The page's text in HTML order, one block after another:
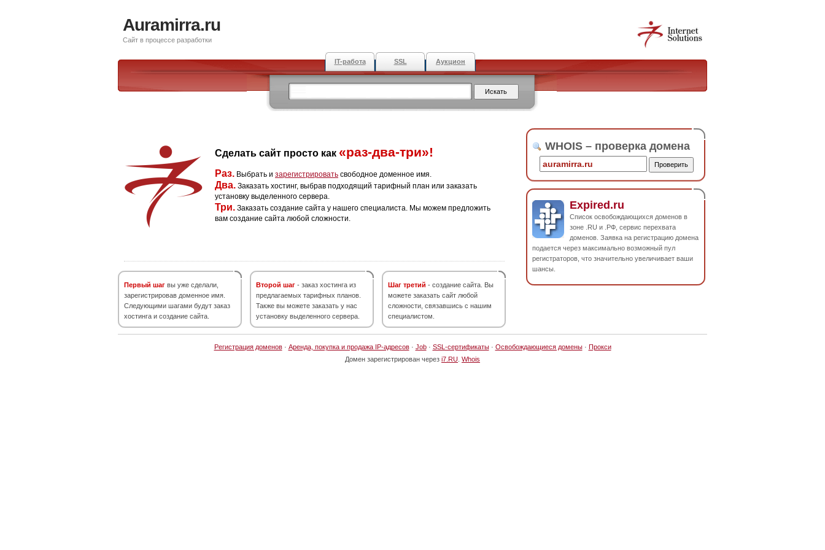
Auramirra.ru
Сайт в процессе разработки
IT-работа SSL Аукцион
Сделать сайт просто как «раз-два-три»!
Раз. Выбрать и зарегистрировать свободное доменное имя.
Два. Заказать хостинг, выбрав подходящий тарифный план или заказать
установку выделенного сервера.
Три. Заказать создание сайта у нашего специалиста. Мы можем предложить
вам создание сайта любой сложности.
Первый шаг вы уже сделали,
зарегистрировав доменное имя.
Следующими шагами будут заказ
хостинга и создание сайта.
Второй шаг - заказ хостинга из
предлагаемых тарифных планов.
Также вы можете заказать у нас
установку выделенного сервера.
Шаг третий - создание сайта. Вы
можете заказать сайт любой
сложности, связавшись с нашим
специалистом.
WHOIS – проверка домена
Expired.ru
Список освобождающихся доменов в
зоне .RU и .РФ, сервис перехвата
доменов. Заявка на регистрацию домена
подается через максимально возможный пул
регистраторов, что значительно увеличивает ваши
шансы.
Регистрация доменов· Аренда, покупка и продажа IP-адресов· Job· SSL-сертификаты· Освобождающиеся домены· Прокси
Домен зарегистрирован через i7.RU Whois